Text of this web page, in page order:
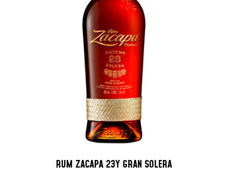
RUM ZACAPA 23Y GRAN SOLERA